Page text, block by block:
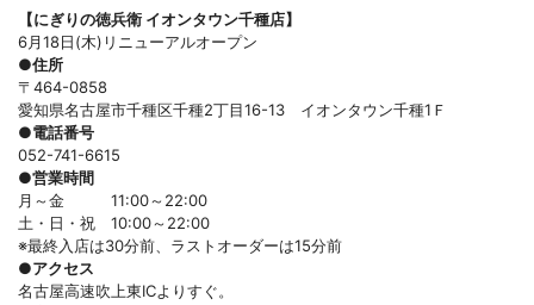
【にぎりの徳兵衛 イオンタウン千種店】
6月18日(木)リニューアルオープン
●住所
〒464-0858
愛知県名古屋市千種区千種2丁目16-13 イオンタウン千種1Ｆ
●電話番号
052-741-6615
●営業時間
月～金 11:00～22:00
土・日・祝 10:00～22:00
※最終入店は30分前、ラストオーダーは15分前
●アクセス
名古屋高速吹上東ICよりすぐ。